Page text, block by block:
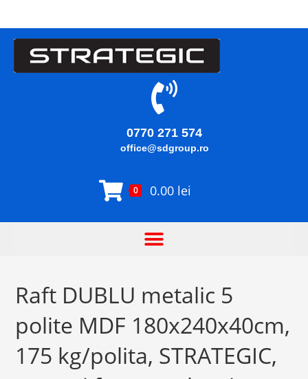
0770 271 574
office@sdgroup.ro
0 0.00 lei
Raft DUBLU metalic 5
polite MDF 180x240x40cm,
175 kg/polita, STRATEGIC,